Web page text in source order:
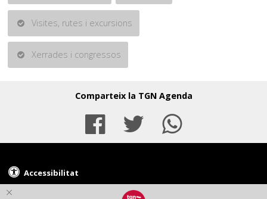
Visites, rutes i excursions
Xerrades i congressos
Comparteix la TGN Agenda
Facebook
Twitter
Accessibilitat
© Ajuntament de Tarragona - Plaça de la Font, 1